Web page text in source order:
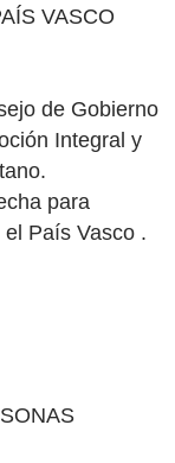
VASCO
de Gobierno
Integral y
para
País Vasco .